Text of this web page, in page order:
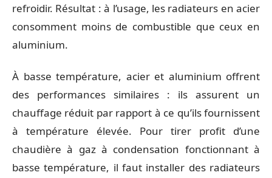
refroidir. Résultat : à l’usage, les radiateurs en acier
consomment moins de combustible que ceux en
aluminium.
À basse température, acier et aluminium offrent
des performances similaires : ils assurent un
chauffage réduit par rapport à ce qu’ils fournissent
à température élevée. Pour tirer profit d’une
chaudière à gaz à condensation fonctionnant à
basse température, il faut installer des radiateurs